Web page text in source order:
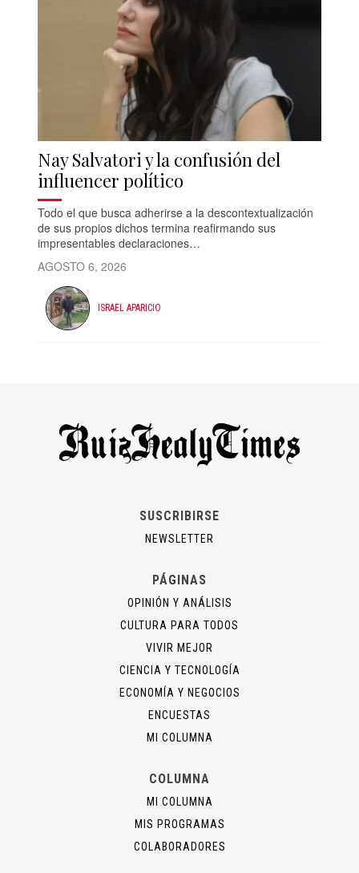
Nay Salvatori y la confusión del
influencer político
Todo el que busca adherirse a la descontextualización
de sus propios dichos termina reafirmando sus
impresentables declaraciones…
AGOSTO 6, 2026
ISRAEL APARICIO
SUSCRIBIRSE
NEWSLETTER
PÁGINAS
OPINIÓN Y ANÁLISIS
CULTURA PARA TODOS
VIVIR MEJOR
CIENCIA Y TECNOLOGÍA
ECONOMÍA Y NEGOCIOS
ENCUESTAS
MI COLUMNA
COLUMNA
MI COLUMNA
MIS PROGRAMAS
COLABORADORES